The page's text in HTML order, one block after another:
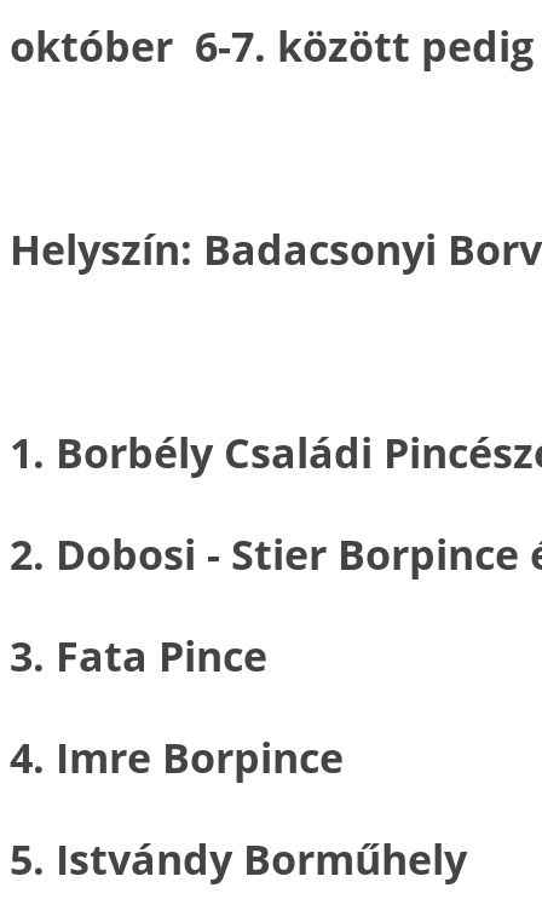
október 6-7. között pedig
Helyszín: Badacsonyi
1. Borbély Családi
2. Dobosi - Stier Borpince
3. Fata Pince
4. Imre Borpince
5. Istvándy Borműhely